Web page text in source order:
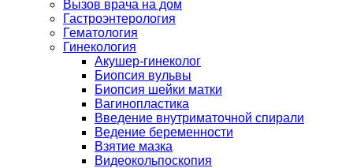
Вызов врача на дом
Гастроэнтерология
Гематология
Гинекология
Акушер-гинеколог
Биопсия вульвы
Биопсия шейки матки
Вагинопластика
Введение внутриматочной спирали
Ведение беременности
Взятие мазка
Видеокольпоскопия